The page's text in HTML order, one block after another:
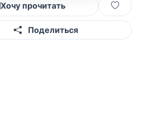
Хочу прочитать
Поделиться